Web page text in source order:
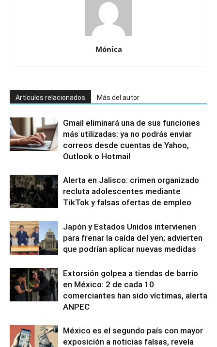
Mónica
Artículos relacionados Más del autor
Gmail eliminará una de sus funciones
más utilizadas: ya no podrás enviar
correos desde cuentas de Yahoo,
Outlook o Hotmail
Alerta en Jalisco: crimen organizado
recluta adolescentes mediante
TikTok y falsas ofertas de empleo
Japón y Estados Unidos intervienen
para frenar la caída del yen; advierten
que podrían aplicar nuevas medidas
Extorsión golpea a tiendas de barrio
en México: 2 de cada 10
comerciantes han sido víctimas, alerta
ANPEC
México es el segundo país con mayor
exposición a noticias falsas, revela